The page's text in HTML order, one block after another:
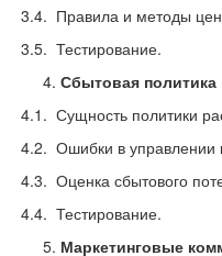
3.4. Правила и методы
3.5. Тестирование.
Сбытовая политика
4.1. Сущность политики
4.2. Ошибки в управлении
4.3. Оценка сбытового
4.4. Тестирование.
Маркетинговые